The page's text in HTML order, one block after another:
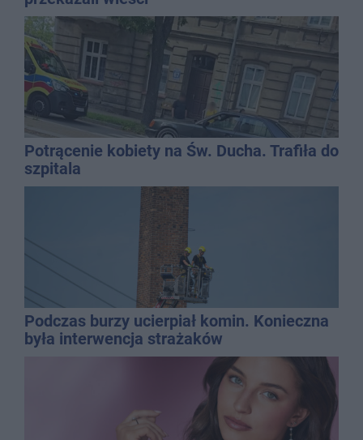
Potrącenie kobiety na Św. Ducha. Trafiła do
szpitala
Podczas burzy ucierpiał komin. Konieczna
była interwencja strażaków